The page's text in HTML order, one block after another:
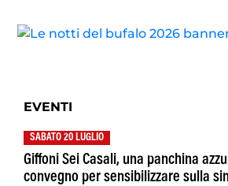
EVENTI
SABATO 20 LUGLIO
Giffoni Sei Casali, una panchina
convegno per sensibilizzare sulla